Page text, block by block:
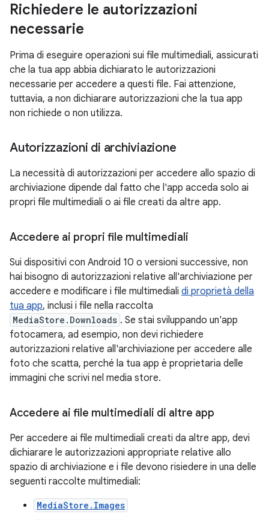
Richiedere le autorizzazioni
necessarie
Prima di eseguire operazioni sui file multimediali, assicurati
che la tua app abbia dichiarato le autorizzazioni
necessarie per accedere a questi file. Fai attenzione,
tuttavia, a non dichiarare autorizzazioni che la tua app
non richiede o non utilizza.
Autorizzazioni di archiviazione
La necessità di autorizzazioni per accedere allo spazio di
archiviazione dipende dal fatto che l'app acceda solo ai
propri file multimediali o ai file creati da altre app.
Accedere ai propri file multimediali
Sui dispositivi con Android 10 o versioni successive, non
hai bisogno di autorizzazioni relative all'archiviazione per
accedere e modificare i file multimediali di proprietà della
tua app, inclusi i file nella raccolta
MediaStore.Downloads . Se stai sviluppando un'app
fotocamera, ad esempio, non devi richiedere
autorizzazioni relative all'archiviazione per accedere alle
foto che scatta, perché la tua app è proprietaria delle
immagini che scrivi nel media store.
Accedere ai file multimediali di altre app
Per accedere ai file multimediali creati da altre app, devi
dichiarare le autorizzazioni appropriate relative allo
spazio di archiviazione e i file devono risiedere in una delle
seguenti raccolte multimediali:
MediaStore.Images